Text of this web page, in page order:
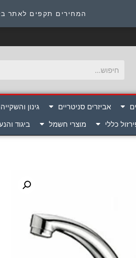
המחירים תקפים לאתר
כתובת : היוזמים 9 אור יהודה שירות לקוחות 054-
אביזרים סניטריים גינון והשקייה
כללי
מוצרי חשמל ביגוד